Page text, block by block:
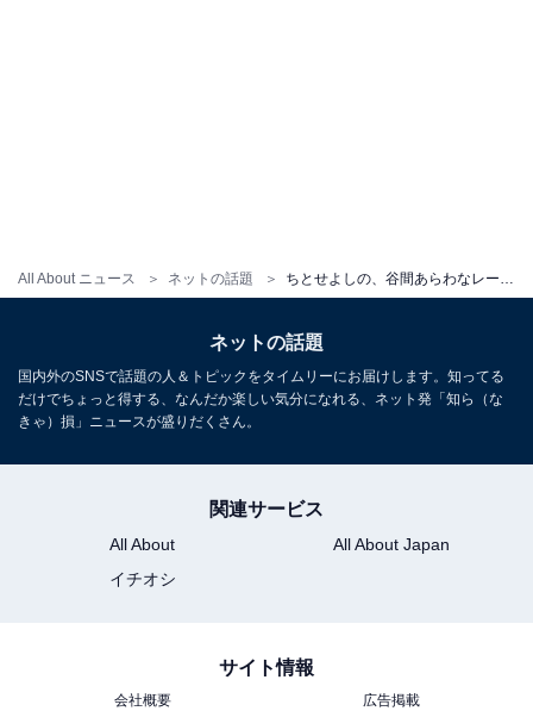
All About ニュース ネットの話題
ネットの話題
国内外のSNSで話題の人＆トピックをタイムリーにお届けします。知ってる
だけでちょっと得する、なんだか楽しい気分になれる、ネット発「知ら（な
きゃ）損」ニュースが盛りだくさん。
関連サービス
All About
All About Japan
イチオシ
サイト情報
会社概要
広告掲載